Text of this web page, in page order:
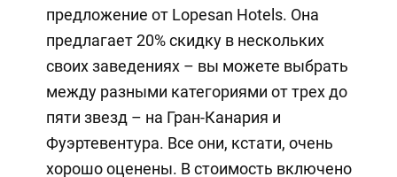
предложение от Lopesan Hotels. Она
предлагает 20% скидку в нескольких
своих заведениях – вы можете выбрать
между разными категориями от трех до
пяти звезд – на Гран-Канария и
Фуэртевентура. Все они, кстати, очень
хорошо оценены. В стоимость включено